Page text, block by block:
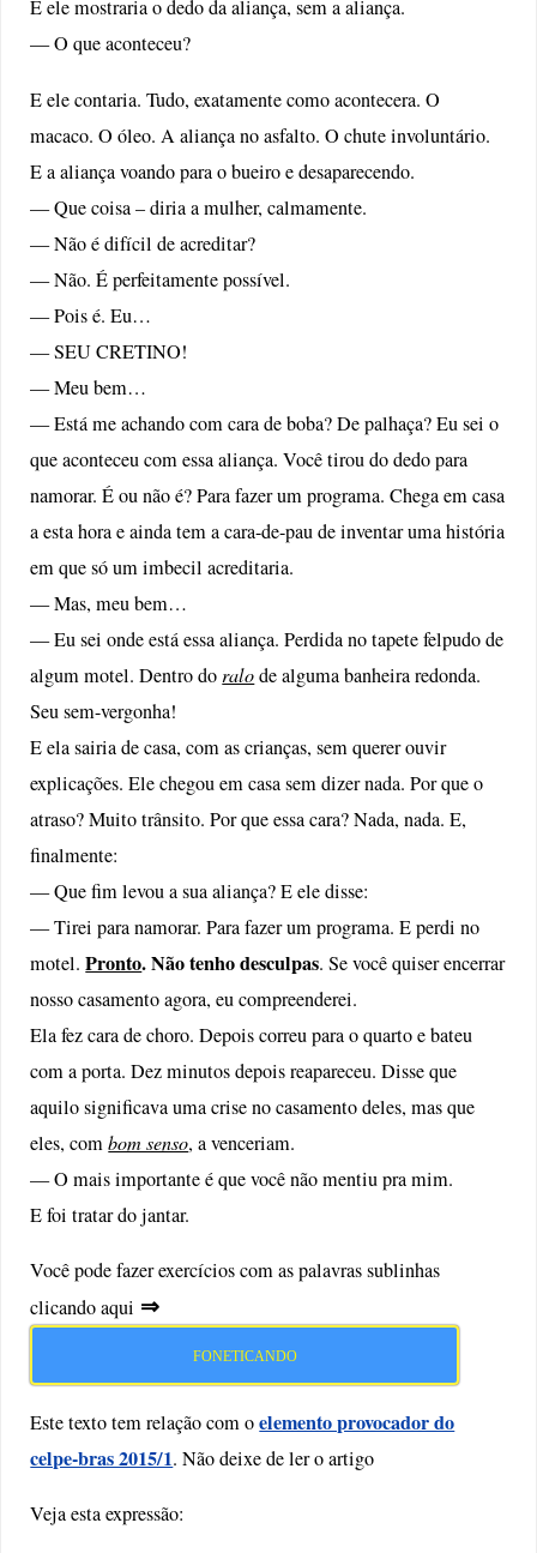
E ele mostraria o dedo da aliança, sem a aliança.
— O que aconteceu?
E ele contaria. Tudo, exatamente como acontecera. O
macaco. O óleo. A aliança no asfalto. O chute involuntário.
E a aliança voando para o bueiro e desaparecendo.
— Que coisa – diria a mulher, calmamente.
— Não é difícil de acreditar?
— Não. É perfeitamente possível.
— Pois é. Eu…
— SEU CRETINO!
— Meu bem…
— Está me achando com cara de boba? De palhaça? Eu sei o
que aconteceu com essa aliança. Você tirou do dedo para
namorar. É ou não é? Para fazer um programa. Chega em casa
a esta hora e ainda tem a cara-de-pau de inventar uma história
em que só um imbecil acreditaria.
— Mas, meu bem…
— Eu sei onde está essa aliança. Perdida no tapete felpudo de
algum motel. Dentro doralode alguma banheira redonda.
Seu sem-vergonha!
E ela sairia de casa, com as crianças, sem querer ouvir
explicações. Ele chegou em casa sem dizer nada. Por que o
atraso? Muito trânsito. Por que essa cara? Nada, nada. E,
finalmente:
— Que fim levou a sua aliança? E ele disse:
— Tirei para namorar. Para fazer um programa. E perdi no
motel.Pronto. Não tenho desculpas. Se você quiser encerrar
nosso casamento agora, eu compreenderei.
Ela fez cara de choro. Depois correu para o quarto e bateu
com a porta. Dez minutos depois reapareceu. Disse que
aquilo significava uma crise no casamento deles, mas que
eles, combom senso, a venceriam.
— O mais importante é que você não mentiu pra mim.
E foi tratar do jantar.
Você pode fazer exercícios com as palavras sublinhas
clicando aqui ⇒
FONETICANDO
Este texto tem relação com oelemento provocador do
celpe-bras 2015/1. Não deixe de ler o artigo
Veja esta expressão: